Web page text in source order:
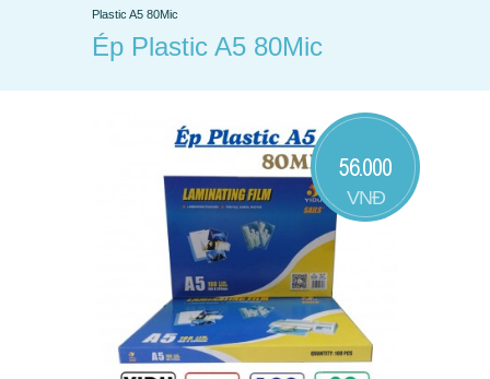
Plastic A5 80Mic
Ép Plastic A5 80Mic
56.000
VNĐ